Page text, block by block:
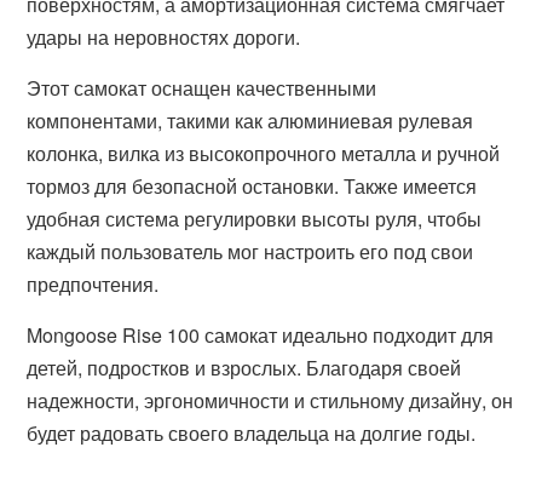
удары на неровностях дороги.
Этот самокат оснащен качественными
компонентами, такими как алюминиевая рулевая
колонка, вилка из высокопрочного металла и ручной
тормоз для безопасной остановки. Также имеется
удобная система регулировки высоты руля, чтобы
каждый пользователь мог настроить его под свои
предпочтения.
Mongoose Rise 100 самокат идеально подходит для
детей, подростков и взрослых. Благодаря своей
надежности, эргономичности и стильному дизайну, он
будет радовать своего владельца на долгие годы.